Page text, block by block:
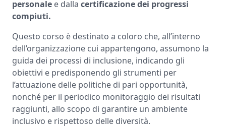
personale e dalla certificazione dei progressi
compiuti.
Questo corso è destinato a coloro che, all’interno
dell’organizzazione cui appartengono, assumono la
guida dei processi di inclusione, indicando gli
obiettivi e predisponendo gli strumenti per
l’attuazione delle politiche di pari opportunità,
nonché per il periodico monitoraggio dei risultati
raggiunti, allo scopo di garantire un ambiente
inclusivo e rispettoso delle diversità.